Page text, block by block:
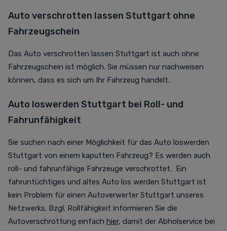
Auto verschrotten lassen Stuttgart ohne
Fahrzeugschein
Das Auto verschrotten lassen Stuttgart ist auch ohne
Fahrzeugschein ist möglich. Sie müssen nur nachweisen
können, dass es sich um Ihr Fahrzeug handelt.
Auto loswerden Stuttgart bei Roll- und
Fahrunfähigkeit
Sie suchen nach einer Möglichkeit für das Auto loswerden
Stuttgart von einem kaputten Fahrzeug? Es werden auch
roll- und fahrunfähige Fahrzeuge verschrottet. Ein
fahruntüchtiges und altes Auto los werden Stuttgart ist
kein Problem für einen Autoverwerter Stuttgart unseres
Netzwerks. Bzgl. Rollfähigkeit informieren Sie die
Autoverschrottung einfach hier, damit der Abholservice bei